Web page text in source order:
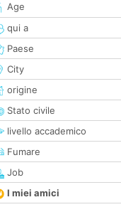
Age
qui a
Paese
City
origine
Stato civile
livello accademico
Fumare
Job
I miei amici